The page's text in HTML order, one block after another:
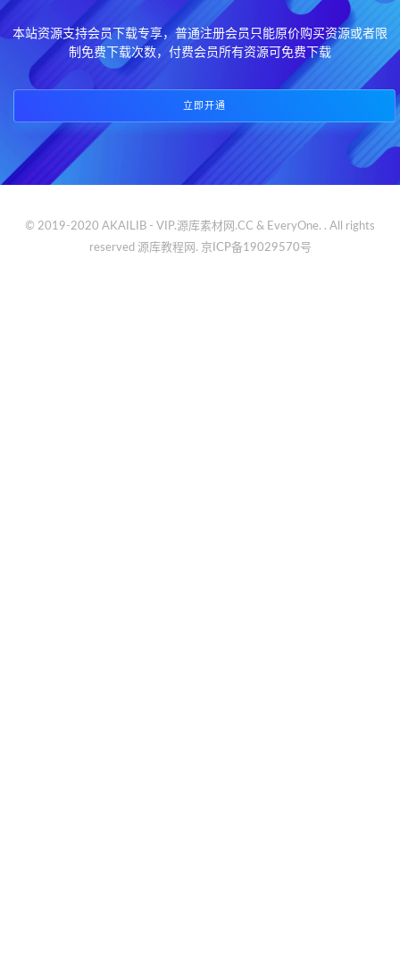
本站资源支持会员下载专享，普通注册会员只能原价购买资源或者限
制免费下载次数，付费会员所有资源可免费下载
立即开通
© 2019-2020 AKAILIB - VIP.源库素材网.CC & EveryOne. . All rights
reserved 源库教程网. 京ICP备19029570号